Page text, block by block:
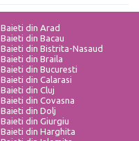
Baieti din Arad
Baieti din Bacau
Baieti din Bistrita-Nasaud
Baieti din Braila
Baieti din Bucuresti
Baieti din Calarasi
Baieti din Cluj
Baieti din Covasna
Baieti din Dolj
Baieti din Giurgiu
Baieti din Harghita